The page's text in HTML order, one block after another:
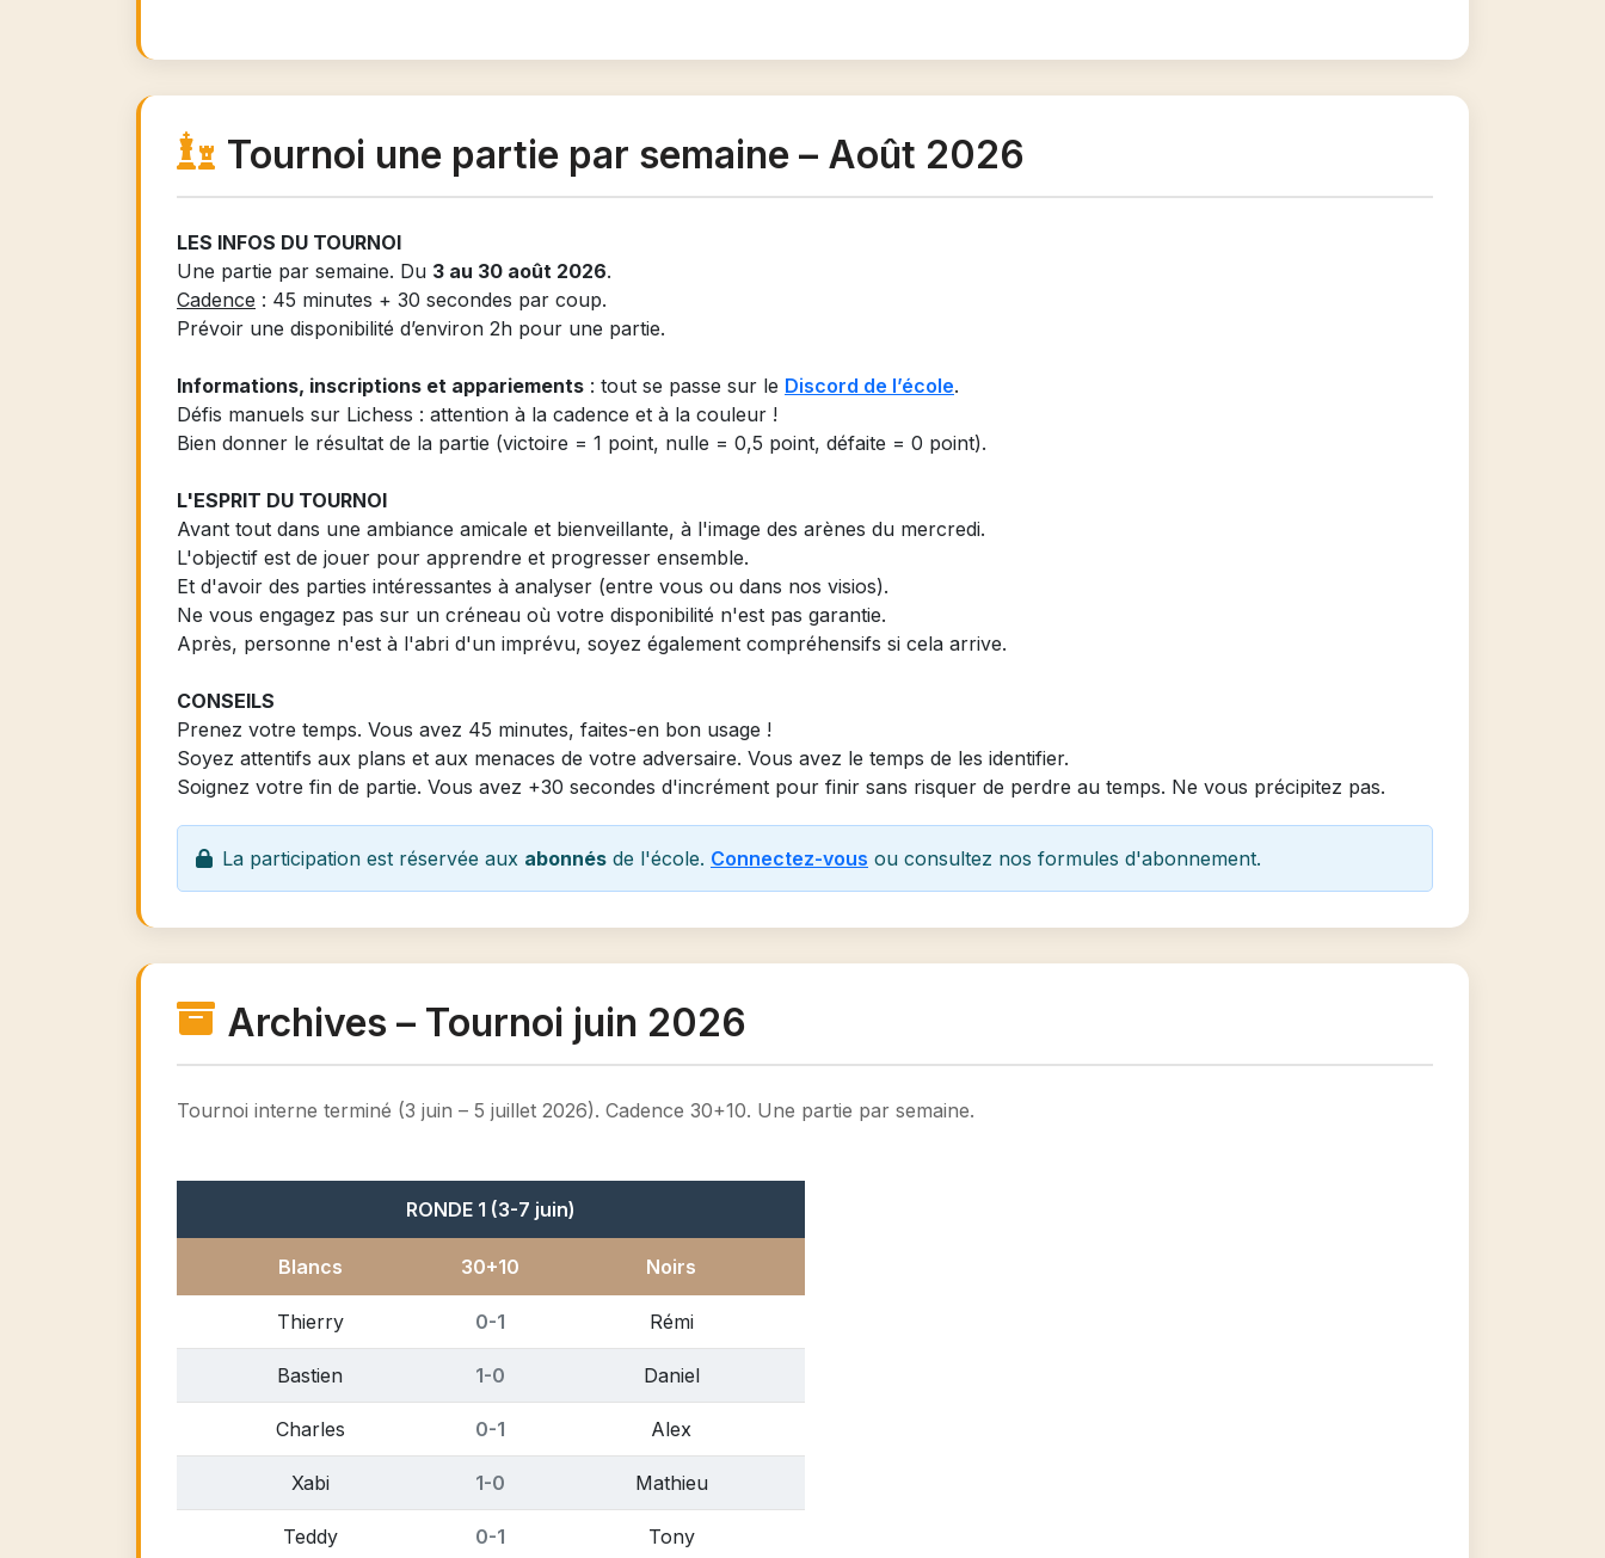
Tournoi une partie par semaine – Août 2026
LES INFOS DU TOURNOI
Une partie par semaine. Du 3 au 30 août 2026.
Cadence : 45 minutes + 30 secondes par coup.
Prévoir une disponibilité d’environ 2h pour une partie.
Informations, inscriptions et appariements : tout se passe sur le Discord de l’école.
Défis manuels sur Lichess : attention à la cadence et à la couleur !
Bien donner le résultat de la partie (victoire = 1 point, nulle = 0,5 point, défaite = 0 point).
L'ESPRIT DU TOURNOI
Avant tout dans une ambiance amicale et bienveillante, à l'image des arènes du mercredi.
L'objectif est de jouer pour apprendre et progresser ensemble.
Et d'avoir des parties intéressantes à analyser (entre vous ou dans nos visios).
Ne vous engagez pas sur un créneau où votre disponibilité n'est pas garantie.
Après, personne n'est à l'abri d'un imprévu, soyez également compréhensifs si cela arrive.
CONSEILS
Prenez votre temps. Vous avez 45 minutes, faites-en bon usage !
Soyez attentifs aux plans et aux menaces de votre adversaire. Vous avez le temps de les identifier.
Soignez votre fin de partie. Vous avez +30 secondes d'incrément pour finir sans risquer de perdre au temps. Ne vous précipitez pas.
La participation est réservée aux abonnés de l'école. Connectez-vous ou consultez nos formules d'abonnement.
Archives – Tournoi juin 2026
Tournoi interne terminé (3 juin – 5 juillet 2026). Cadence 30+10. Une partie par semaine.
RONDE 1 (3-7 juin)
Blancs 30+10 Noirs
Thierry 0-1 Rémi
Bastien 1-0 Daniel
Charles 0-1 Alex
Xabi 1-0 Mathieu
Teddy 0-1 Tony